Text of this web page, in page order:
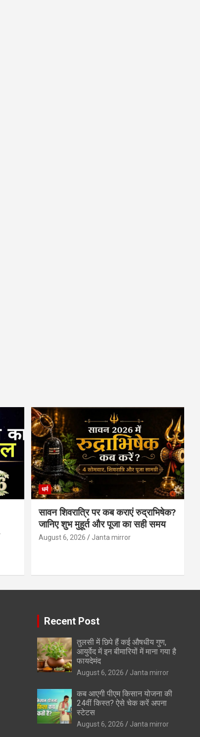
धर्म
सावन शिवरात्रि पर कब कराएं रुद्राभिषेक?
जानिए शुभ मुहूर्त और पूजा का सही समय
August 6, 2026 Janta mirror
Recent Post
तुलसी में छिपे हैं कई औषधीय गुण,
आयुर्वेद में इन बीमारियों में माना गया है
फायदेमंद
August 6, 2026 Janta mirror
कब आएगी पीएम किसान योजना की
24वीं किस्त? ऐसे चेक करें अपना
स्टेटस
August 6, 2026 Janta mirror